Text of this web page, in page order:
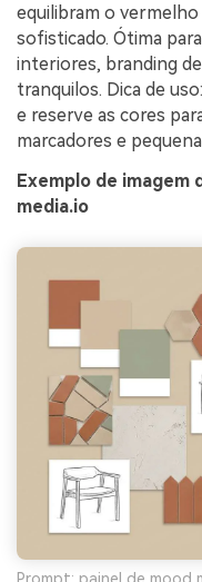
equilibram o vermelho
sofisticado. Ótima
interiores, branding
tranquilos. Dica de
e reserve as cores
marcadores e
Exemplo de imagem
media.io